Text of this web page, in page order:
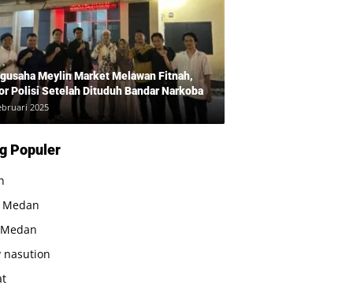
Meylin Market Melawan Fitnah,
Polisi Setelah Dituduh Bandar Narkoba
2025
Populer
nasution